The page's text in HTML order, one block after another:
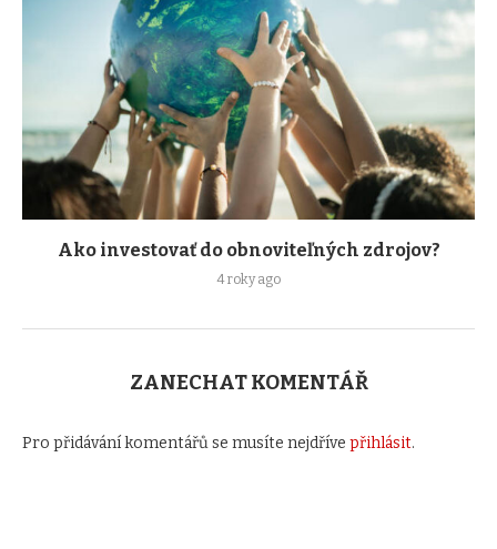
Ako investovať do obnoviteľných zdrojov?
4 roky ago
ZANECHAT KOMENTÁŘ
Pro přidávání komentářů se musíte nejdříve přihlásit.